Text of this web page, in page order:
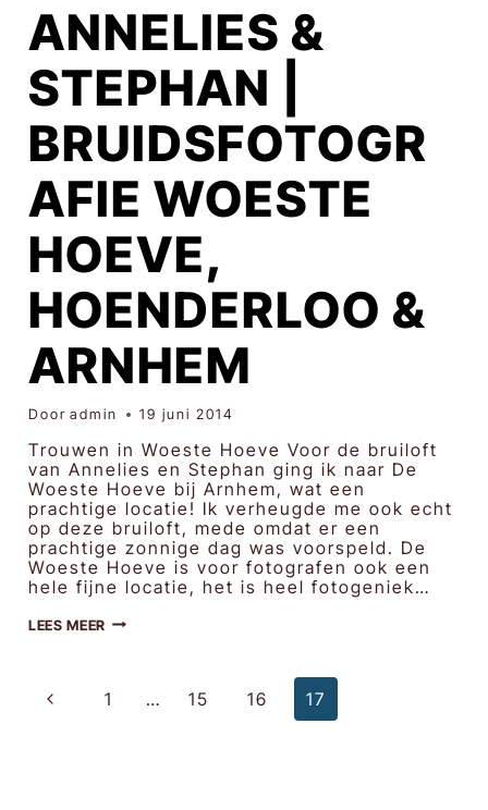
ANNELIES &
STEPHAN |
BRUIDSFOTOGR
AFIE WOESTE
HOEVE,
HOENDERLOO &
ARNHEM
Door admin 19 juni 2014
Trouwen in Woeste Hoeve Voor de bruiloft
van Annelies en Stephan ging ik naar De
Woeste Hoeve bij Arnhem, wat een
prachtige locatie! Ik verheugde me ook echt
op deze bruiloft, mede omdat er een
prachtige zonnige dag was voorspeld. De
Woeste Hoeve is voor fotografen ook een
hele fijne locatie, het is heel fotogeniek…
LEES MEERANNELIES
&
WOESTE
HOEVE,
Vorige
1 … 15 16 17